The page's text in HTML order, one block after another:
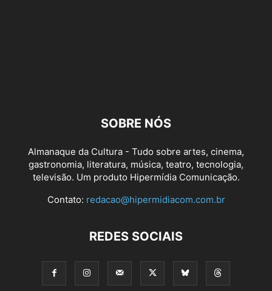
SOBRE NÓS
Almanaque da Cultura - Tudo sobre artes, cinema,
gastronomia, literatura, música, teatro, tecnologia,
televisão. Um produto Hipermídia Comunicação.
Contato: redacao@hipermidiacom.com.br
REDES SOCIAIS